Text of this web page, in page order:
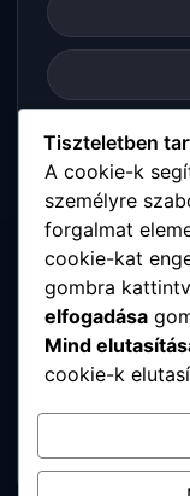
Tiszteletben
A cookie-k
személyre
forgalmat
cookie-kat
gombra
elfogadása
Mind
cookie-k